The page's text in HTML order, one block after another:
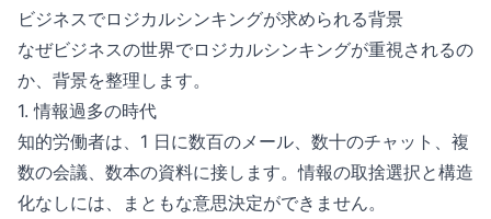
ビジネスでロジカルシンキングが求められる背景
なぜビジネスの世界でロジカルシンキングが重視されるの
か、背景を整理します。
1. 情報過多の時代
知的労働者は、1 日に数百のメール、数十のチャット、複
数の会議、数本の資料に接します。情報の取捨選択と構造
化なしには、まともな意思決定ができません。